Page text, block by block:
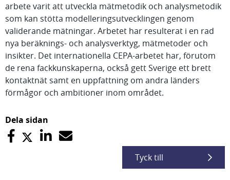
arbete varit att utveckla mätmetodik och analysmetodik
som kan stötta modelleringsutvecklingen genom
validerande mätningar. Arbetet har resulterat i en rad
nya beräknings- och analysverktyg, mätmetoder och
insikter. Det internationella CEPA-arbetet har, förutom
de rena fackkunskaperna, också gett Sverige ett brett
kontaktnät samt en uppfattning om andra länders
förmågor och ambitioner inom området.
Dela sidan
Tyck till